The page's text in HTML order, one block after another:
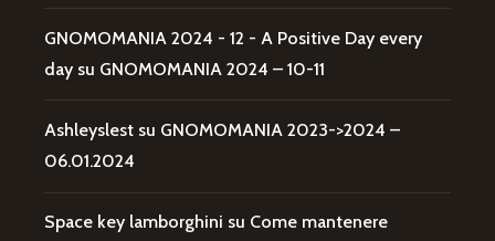
GNOMOMANIA 2024 - 12 - A Positive Day every
day su GNOMOMANIA 2024 – 10-11
Ashleyslest su GNOMOMANIA 2023->2024 –
06.01.2024
Space key lamborghini su Come mantenere